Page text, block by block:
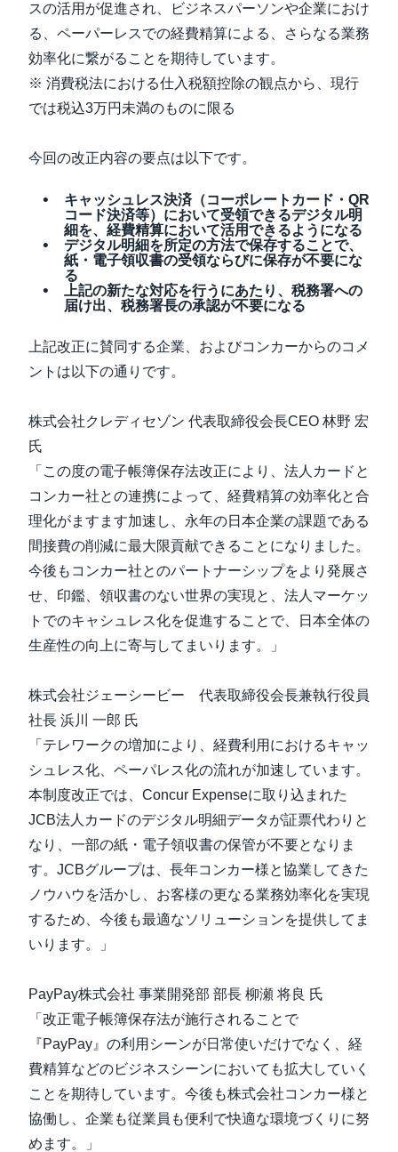
スの活用が促進され、ビジネスパーソンや企業におけ
る、ペーパーレスでの経費精算による、さらなる業務
効率化に繋がることを期待しています。
※ 消費税法における仕入税額控除の観点から、現行
では税込3万円未満のものに限る
今回の改正内容の要点は以下です。
キャッシュレス決済（コーポレートカード・QR
コード決済等）において受領できるデジタル明
細を、経費精算において活用できるようになる
デジタル明細を所定の方法で保存することで、
紙・電子領収書の受領ならびに保存が不要にな
る
上記の新たな対応を行うにあたり、税務署への
届け出、税務署長の承認が不要になる
上記改正に賛同する企業、およびコンカーからのコメ
ントは以下の通りです。
株式会社クレディセゾン 代表取締役会長CEO 林野 宏
氏
「この度の電子帳簿保存法改正により、法人カードと
コンカー社との連携によって、経費精算の効率化と合
理化がますます加速し、永年の日本企業の課題である
間接費の削減に最大限貢献できることになりました。
今後もコンカー社とのパートナーシップをより発展さ
せ、印鑑、領収書のない世界の実現と、法人マーケッ
トでのキャシュレス化を促進することで、日本全体の
生産性の向上に寄与してまいります。」
株式会社ジェーシービー 代表取締役会長兼執行役員
社長 浜川 一郎 氏
「テレワークの増加により、経費利用におけるキャッ
シュレス化、ペーパレス化の流れが加速しています。
本制度改正では、Concur Expenseに取り込まれた
JCB法人カードのデジタル明細データが証票代わりと
なり、一部の紙・電子領収書の保管が不要となりま
す。JCBグループは、長年コンカー様と協業してきた
ノウハウを活かし、お客様の更なる業務効率化を実現
するため、今後も最適なソリューションを提供してま
いります。」
PayPay株式会社 事業開発部 部長 柳瀬 将良 氏
「改正電子帳簿保存法が施行されることで
『PayPay』の利用シーンが日常使いだけでなく、経
費精算などのビジネスシーンにおいても拡大していく
ことを期待しています。今後も株式会社コンカー様と
協働し、企業も従業員も便利で快適な環境づくりに努
めます。」